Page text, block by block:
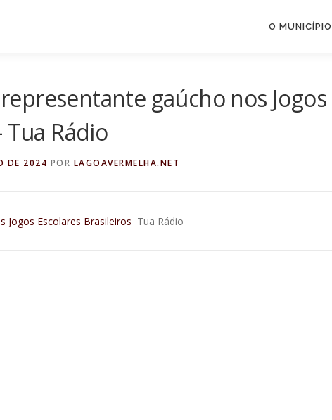
O MUNICÍPIO
gaúcho nos Jogos
Tua Rádio
DE 2024 POR LAGOAVERMELHA.NET
Jogos Escolares Brasileiros Tua Rádio